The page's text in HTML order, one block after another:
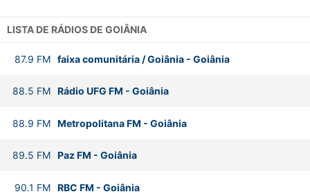
LISTA DE RÁDIOS DE GOIÂNIA
87.9 FM faixa comunitária / Goiânia- Goiânia
88.5 FM Rádio UFG FM - Goiânia
88.9 FM Metropolitana FM - Goiânia
89.5 FM Paz FM - Goiânia
90.1 FM RBC FM - Goiânia